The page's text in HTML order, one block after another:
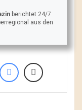
berichtet 24/7
aus den